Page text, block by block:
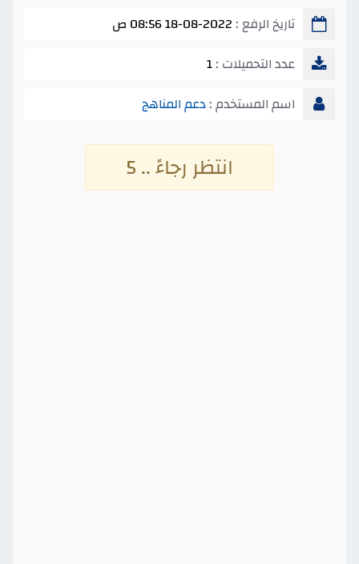
تاريخ الرفع : 18-08-2022 08:56 ص
عدد التحميلات :1
اسم المستخدم :دعم المناهج
انتظر رجاءً .. 4